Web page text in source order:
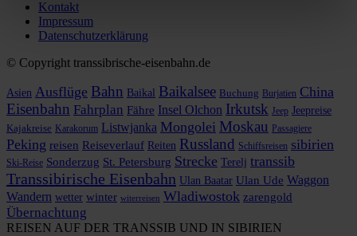
Kontakt
Impressum
Datenschutzerklärung
© Copyright transsibrische-eisenbahn.de
Asien Ausflüge Bahn Baikal Baikalsee Buchung Burjatien China
Eisenbahn Fahrplan Fähre Insel Olchon Irkutsk Jeep Jeepreise
Kajakreise Karakorum Listwjanka Mongolei Moskau Passagiere
Peking reisen Reiseverlauf Reiten Russland Schiffsreisen sibirien
Ski-Reise Sonderzug St. Petersburg Strecke Terelj transsib
Transsibirische Eisenbahn Ulan Baatar Ulan Ude Waggon
Wandern wetter winter witerreisen Wladiwostok zarengold
Übernachtung
REISEN AUF DER TRANSSIB UND IN SIBIRIEN